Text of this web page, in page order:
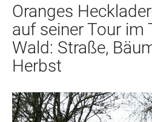
Oranges
auf seiner Tour im
Wald: Straße,
Herbst